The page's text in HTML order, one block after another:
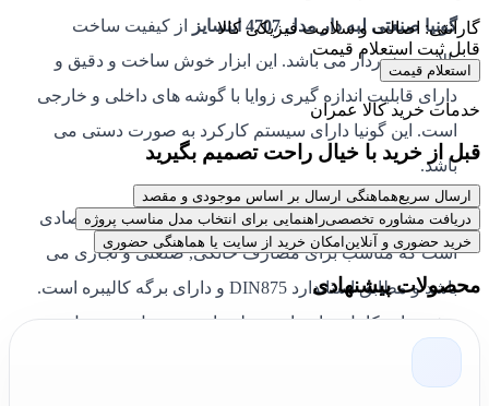
گونیا صنعتی لبه دار مدل 4707 اینسایز
از کیفیت ساخت
بالایی برخوردار می باشد. این ابزار خوش ساخت و دقیق و
دارای قابلیت اندازه گیری زوایا با گوشه های داخلی و خارجی
است. این گونیا دارای سیستم کارکرد به صورت دستی می
باشد.
اینگونیا صنعتیساخته شده از کربن استیل و مدل اقتصادی
است که مناسب برای مصارف خانگی, صنعتی و نجاری می
باشد و مطابق استاندارد DIN875 و دارای برگه کالیبره است.
مشخصات کامل سایزهای مختلف این محصول در جدول زیر
درج شده است:
گارانتی: اصالت و سلامت فیزیکی کالا
قابل ثبت استعلام قیمت
استعلام قیمت
خدمات خرید کالا عمران
قبل از خرید با خیال راحت تصمیم بگیرید
ارسال سریعهماهنگی ارسال بر اساس موجودی و مقصد
دریافت مشاوره تخصصیراهنمایی برای انتخاب مدل مناسب پروژه
خرید حضوری و آنلاین امکان خرید از سایت یا هماهنگی حضوری
محصولات پیشنهادی